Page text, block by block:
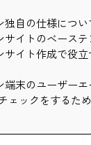
独自の仕様につい
サイトのベース
サイト作成で役
端末のユーザーエ
ェックをするた